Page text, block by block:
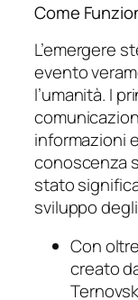
Come
L’emergere
evento
l’umanità. I
informazioni
conoscenza
stato
sviluppo
Con
creato